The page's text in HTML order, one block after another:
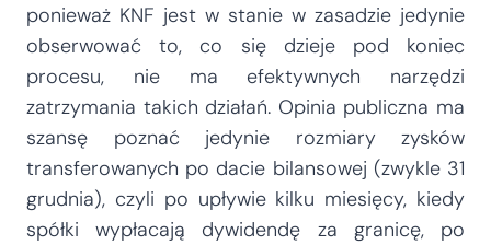
ponieważ KNF jest w stanie w zasadzie jedynie
obserwować to, co się dzieje pod koniec
procesu, nie ma efektywnych narzędzi
zatrzymania takich działań. Opinia publiczna ma
szansę poznać jedynie rozmiary zysków
transferowanych po dacie bilansowej (zwykle 31
grudnia), czyli po upływie kilku miesięcy, kiedy
spółki wypłacają dywidendę za granicę, po